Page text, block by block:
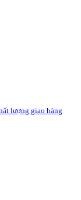
lượng giao hàng